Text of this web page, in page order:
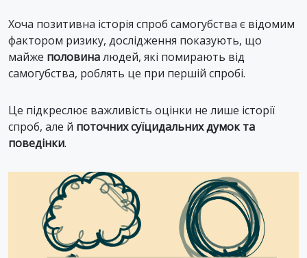
Хоча позитивна історія спроб самогубства є відомим
фактором ризику, дослідження показують, що
майже половиналюдей, які помирають від
самогубства, роблять це при першій спробі.
Це підкреслює важливість оцінки не лише історії
спроб, але й поточних суїцидальних думок та
поведінки.